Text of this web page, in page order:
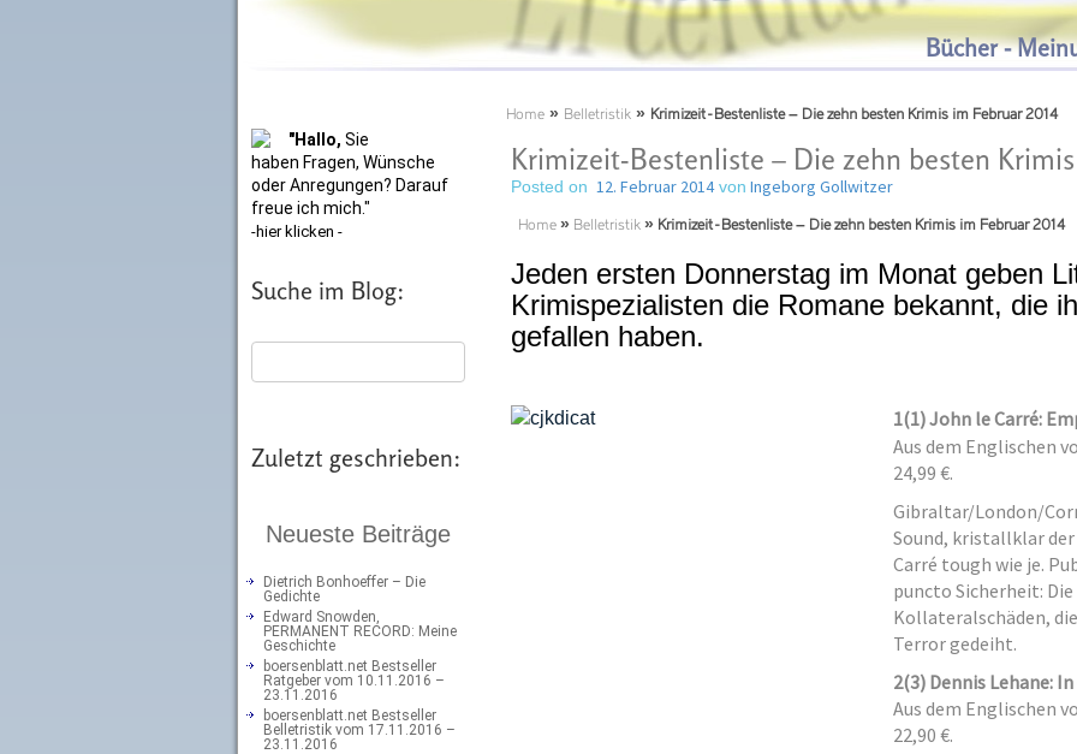
Bücher -
"Hallo, Sie
haben Fragen, Wünsche
oder Anregungen? Darauf
freue ich mich."
-hier klicken -
Suche im Blog:
Zuletzt geschrieben:
Neueste Beiträge
Dietrich Bonhoeffer – Die
Gedichte
Edward Snowden,
PERMANENT RECORD: Meine
Geschichte
boersenblatt.net Bestseller
Ratgeber vom 10.11.2016 –
23.11.2016
boersenblatt.net Bestseller
Belletristik vom 17.11.2016 –
23.11.2016
Home » Belletristik » Krimizeit-Bestenliste – Die zehn besten Krimis im Februar 2014
Krimizeit-Bestenliste – Die zehn besten
Posted on 12. Februar 2014von Ingeborg Gollwitzer
Home » Belletristik » Krimizeit-Bestenliste – Die zehn besten Krimis im Februar 2014
Jeden ersten Donnerstag im Monat geben
Krimispezialisten die Romane bekannt, die
gefallen haben.
1(1) John le Carré:
Aus dem Englischen
24,99 €.
Gibraltar/London/
Sound, kristallklar
Carré tough wie je.
puncto Sicherheit:
Kollateralschäden,
Terror gedeiht.
2(3) Dennis Lehane:
Aus dem Englischen
22,90 €.